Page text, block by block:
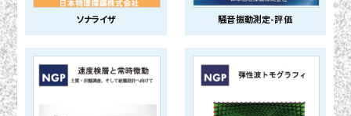
ソナライザ 騒音振動測定-評価